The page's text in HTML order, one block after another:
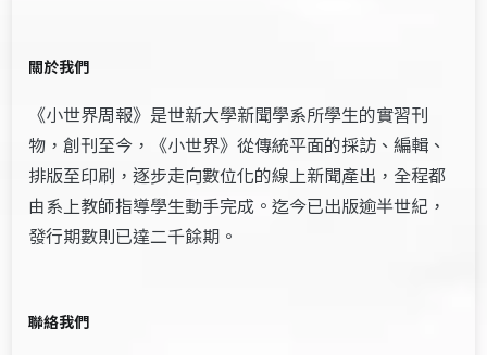
關於我們
《小世界周報》是世新大學新聞學系所學生的實習刊
物，創刊至今，《小世界》從傳統平面的採訪、編輯、
排版至印刷，逐步走向數位化的線上新聞產出，全程都
由系上教師指導學生動手完成。迄今已出版逾半世紀，
發行期數則已達二千餘期。
聯絡我們